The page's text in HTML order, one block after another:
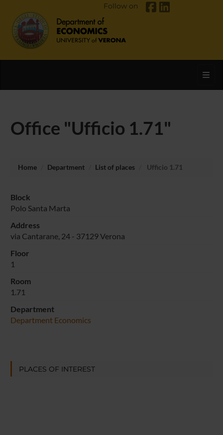
Follow on
Office "Ufficio 1.71"
Home Department List of places Ufficio 1.71
Block
Polo Santa Marta
Address
via Cantarane, 24 - 37129 Verona
Floor
1
Room
1.71
Department
Department Economics
PLACES OF INTEREST